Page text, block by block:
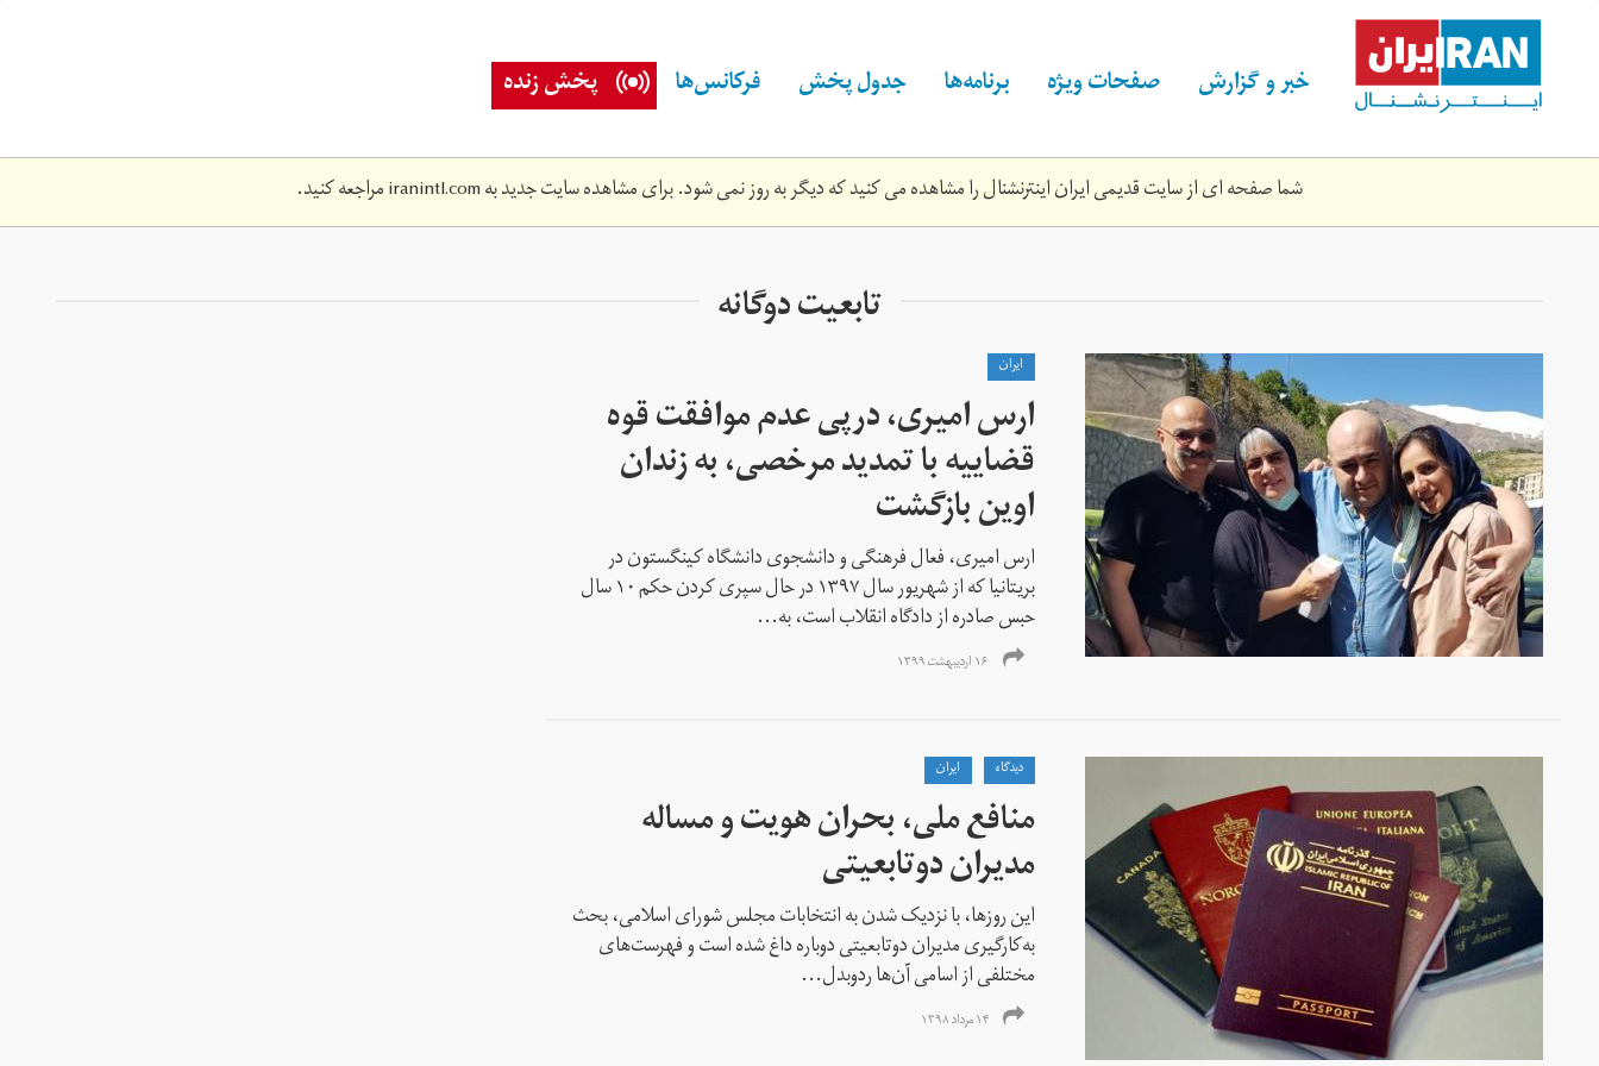
content خبر و گزارش صفحات ویژه برنامه‌ها جدول پخش فرکانس‌ها پخش زنده
شما صفحه ای از سایت قدیمی ایران اینترنشنال را مشاهده می کنید که دیگر به روز نمی شود. برای مشاهده سایت جدید بهiranintl.comمراجعه کنید.
تابعیت دوگانه
ايران
ارس امیری، درپی عدم موافقت قوه
قضاییه با تمدید مرخصی، به زندان
اوین بازگشت
ارس امیری، فعال فرهنگی و دانشجوی دانشگاه کینگستون در
بریتانیا که از شهریور سال ۱۳۹۷ در حال سپری کردن حکم ۱۰ سال
حبس صادره از دادگاه انقلاب است، به...
۱۶ اردیبهشت ۱۳۹۹
دیدگاه ايران
منافع ملی، بحران هویت و مساله
مدیران دوتابعیتی
این روزها، با نزدیک شدن به انتخابات مجلس شورای اسلامی، بحث
به‌کارگیری مدیران دوتابعیتی دوباره داغ شده است و فهرست‌های
مختلفی از اسامی آن‌ها رد‌و‌بدل...
۱۴ مرداد ۱۳۹۸